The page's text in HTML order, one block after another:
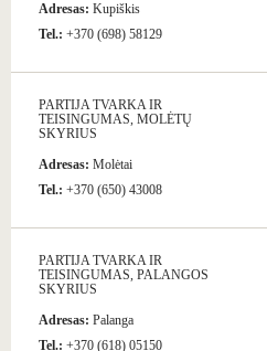
Adresas: Kupiškis
Tel.: +370 (698) 58129
PARTIJA TVARKA IR
TEISINGUMAS, MOLĖTŲ
SKYRIUS
Adresas: Molėtai
Tel.: +370 (650) 43008
PARTIJA TVARKA IR
TEISINGUMAS, PALANGOS
SKYRIUS
Adresas: Palanga
Tel.: +370 (618) 05150